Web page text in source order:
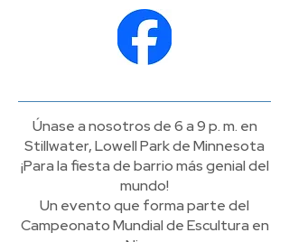
Únase a nosotros de 6 a 9 p. m. en
Stillwater, Lowell Park de Minnesota
¡Para la fiesta de barrio más genial del
mundo!
Un evento que forma parte del
Campeonato Mundial de Escultura en